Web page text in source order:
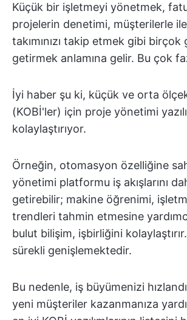
Küçük bir işletmeyi yönetmek,
projelerin denetimi, müşterilerle
takımınızı takip etmek gibi
getirmek anlamına gelir. Bu çok
İyi haber şu ki, küçük ve orta
(KOBİ'ler) için proje yönetimi
kolaylaştırıyor.
Örneğin, otomasyon özelliğine
yönetimi platformu iş akışlarını
getirebilir; makine öğrenimi,
trendleri tahmin etmesine
bulut bilişim, işbirliğini kolaylaştırır.
sürekli genişlemektedir.
Bu nedenle, iş büyümenizi
yeni müşteriler kazanmanıza